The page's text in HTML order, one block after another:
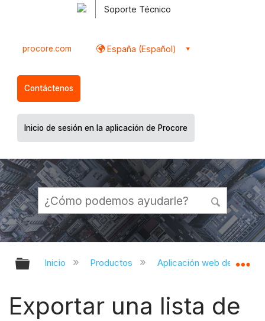
Soporte Técnico
procore.com España (Español)
Contáctenos
Inicio de sesión en la aplicación de Procore
Expandir/contraer jerarquía global
Inicio Productos Aplicación web de
Exportar una lista de